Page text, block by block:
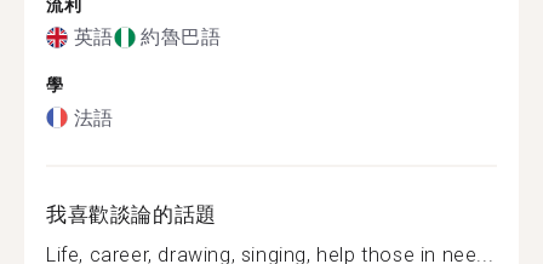
流利
英語 約魯巴語
學
法語
我喜歡談論的話題
Life, career, drawing, singing, help those in nee...